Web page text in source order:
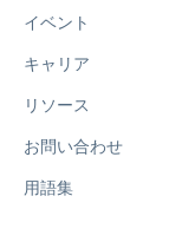
イベント
キャリア
リソース
お問い合わせ
用語集